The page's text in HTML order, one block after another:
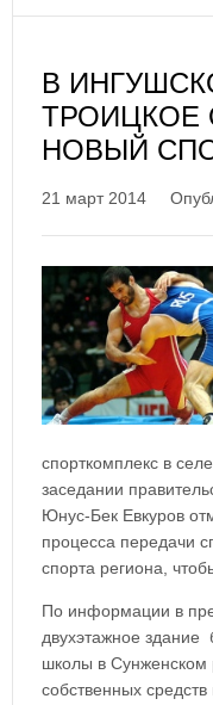
В
ТРОИЦКОЕ
НОВЫЙ
21 март 2014
спорткомплекс в
заседании
Юнус-Бек Евкуров
процесса передачи
спорта региона,
По информации в
двухэтажное здание
школы в Сунженском
собственных